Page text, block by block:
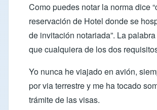
Como puedes notar la norma dice
reservación de Hotel donde se
de invitación notariada”. La palabra
que cualquiera de los dos
Yo nunca he viajado en avión,
por via terrestre y me ha tocado
trámite de las visas.